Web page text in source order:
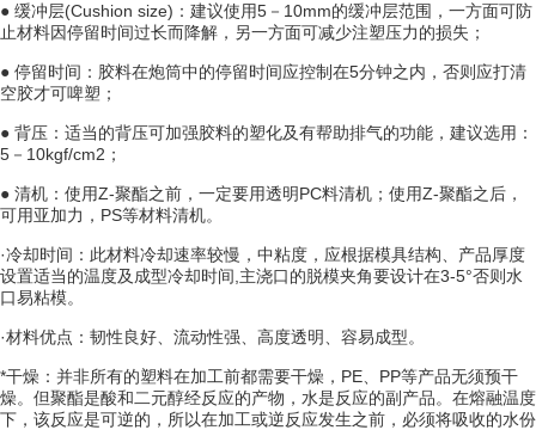
● 缓冲层(Cushion size)：建议使用5－10mm的缓冲层范围，一方面可防
止材料因停留时间过长而降解，另一方面可减少注塑压力的损失；
● 停留时间：胶料在炮筒中的停留时间应控制在5分钟之内，否则应打清
空胶才可啤塑；
● 背压 ：适当的背压可加强胶料的塑化及有帮助排气的功能，建议选用：
5－10kgf/cm2；
● 清机：使用Z-聚酯之前，一定要用透明PC料清机；使用Z-聚酯之后，
可用亚加力 ， PS等材料清机。
·冷却时间 ：此材料冷却速率较慢，中粘度，应根据模具结构、产品厚度
设置适当的温度及成型冷却时间,主浇口的脱模夹角要设计在3-5°否则水
口易粘模。
·材料优点：韧性良好、流动性强、高度透明、容易成型。
*干燥：并非所有的塑料在加工前都需要干燥， PE PP等产品无须预干
燥。但聚酯是酸和二元醇经反应的产物，水是反应的副产品。在熔融温度
下，该反应是可逆的，所以在加工或逆反应发生之前，必须将吸收的水份